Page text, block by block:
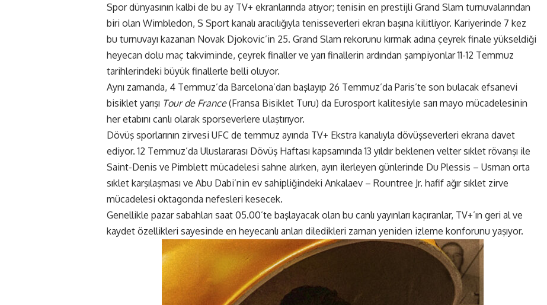
Spor dünyasının kalbi de bu ay TV+ ekranlarında atıyor; tenisin en prestijli Grand Slam turnuvalarından
biri olan Wimbledon, S Sport kanalı aracılığıyla tenisseverleri ekran başına kilitliyor. Kariyerinde 7 kez
bu turnuvayı kazanan Novak Djokovic’in 25. Grand Slam rekorunu kırmak adına çeyrek finale yükseldiği
heyecan dolu maç takviminde, çeyrek finaller ve yarı finallerin ardından şampiyonlar 11-12 Temmuz
tarihlerindeki büyük finallerle belli oluyor.
Aynı zamanda, 4 Temmuz’da Barcelona’dan başlayıp 26 Temmuz’da Paris’te son bulacak efsanevi
bisiklet yarışı Tour de France(Fransa Bisiklet Turu) da Eurosport kalitesiyle sarı mayo mücadelesinin
her etabını canlı olarak sporseverlere ulaştırıyor.
Dövüş sporlarının zirvesi UFC de temmuz ayında TV+ Ekstra kanalıyla dövüşseverleri ekrana davet
ediyor. 12 Temmuz’da Uluslararası Dövüş Haftası kapsamında 13 yıldır beklenen velter sıklet rövanşı ile
Saint-Denis ve Pimblett mücadelesi sahne alırken, ayın ilerleyen günlerinde Du Plessis – Usman orta
sıklet karşılaşması ve Abu Dabi’nin ev sahipliğindeki Ankalaev – Rountree Jr. hafif ağır sıklet zirve
mücadelesi oktagonda nefesleri kesecek.
Genellikle pazar sabahları saat 05.00’te başlayacak olan bu canlı yayınları kaçıranlar, TV+’ın geri al ve
kaydet özellikleri sayesinde en heyecanlı anları diledikleri zaman yeniden izleme konforunu yaşıyor.